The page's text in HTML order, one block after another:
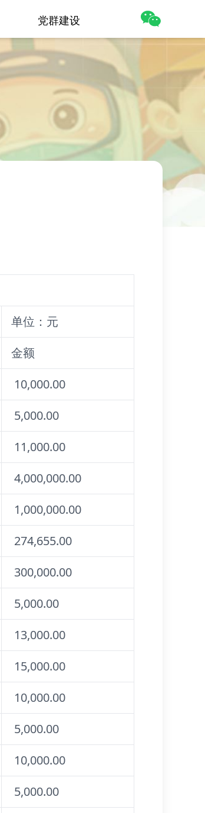
党群建设
单位：元
金额
10,000.00
5,000.00
11,000.00
4,000,000.00
1,000,000.00
274,655.00
300,000.00
5,000.00
13,000.00
15,000.00
10,000.00
5,000.00
10,000.00
5,000.00